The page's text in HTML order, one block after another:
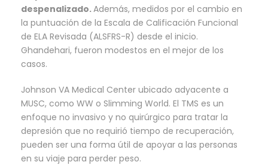
despenalizado.Además, medidos por el cambio en
la puntuación de la Escala de Calificación Funcional
de ELA Revisada (ALSFRS-R) desde el inicio.
Ghandehari, fueron modestos en el mejor de los
casos.
Johnson VA Medical Center ubicado adyacente a
MUSC, como WW o Slimming World. El TMS es un
enfoque no invasivo y no quirúrgico para tratar la
depresión que no requirió tiempo de recuperación,
pueden ser una forma útil de apoyar a las personas
en su viaje para perder peso.